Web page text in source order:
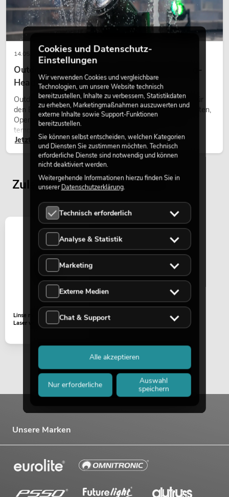
14.05.2026
Outdoor Moving-Heads: Wetterfeste Moving-
Heads bei Events
Outdoor Moving-Heads sind bewegliche Scheinwerfer für
den Einsatz im Freien. Sie werden bei Festivals, Stadtfesten,
Open-Air-Konzerten, Architekturinszenierungen und
temporären Außeninstallationen eingesetzt.
Jetzt lesen
Zuletzt angesehene Artikel
Linse mit Halter LED B-40
Laser ws
Unsere Marken
Cookies und Datenschutz-
Einstellungen
Wir verwenden Cookies und vergleichbare
Technologien, um unsere Website technisch
bereitzustellen, Inhalte zu verbessern, Statistikdaten
zu erheben, Marketingmaßnahmen auszuwerten und
externe Inhalte sowie Support-Funktionen
bereitzustellen.
Sie können selbst entscheiden, welchen Kategorien
und Diensten Sie zustimmen möchten. Technisch
erforderliche Dienste sind notwendig und können
nicht deaktiviert werden.
Weitergehende Informationen hierzu finden Sie in
unsererDatenschutzerklärung.
Technisch erforderlich
Analyse & Statistik
Marketing
Externe Medien
Chat & Support
Nur erforderliche
Auswahl
speichern
Alle akzeptieren